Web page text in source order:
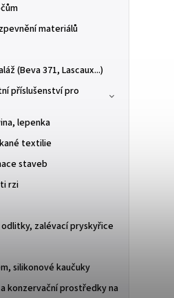
materiálů
(Beva 371, Lascaux...)
příslušenství pro
lepenka
textilie
staveb
rzi
zalévací pryskyřice
silikonové kaučuky
konzervační prostředky na
Kremer, 75 g, Černá
přírodní
99 Kč
g, černé železo, přírodní Pigment